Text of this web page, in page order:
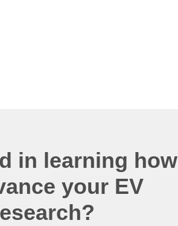
in learning how
your EV